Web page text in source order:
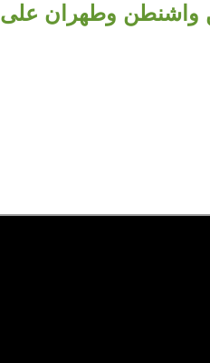
واشنطن وطهران على